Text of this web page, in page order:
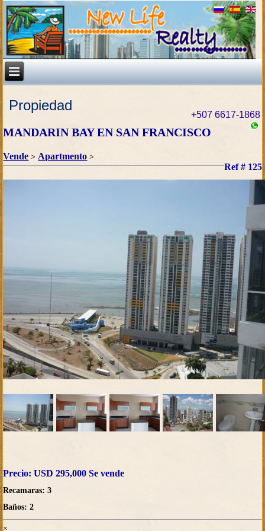
Propiedad
MANDARIN BAY EN SAN FRANCISCO
+507 6617-1868
Vende > Apartmento >
Ref # 125
Precio: USD 295,000 Se vende
Recamaras: 3
Baños: 2
×